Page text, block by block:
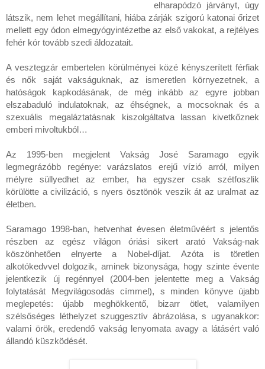
elharapódzó járványt, úgy
látszik, nem lehet megállítani, hiába zárják szigorú katonai őrizet
mellett egy ódon elmegyógyintézetbe az első vakokat, a rejtélyes
fehér kór tovább szedi áldozatait.
A vesztegzár embertelen körülményei közé kényszerített férfiak
és nők saját vakságuknak, az ismeretlen környezetnek, a
hatóságok kapkodásának, de még inkább az egyre jobban
elszabaduló indulatoknak, az éhségnek, a mocsoknak és a
szexuális megaláztatásnak kiszolgáltatva lassan kivetkőznek
emberi mivoltukból…
Az 1995-ben megjelent Vakság José Saramago egyik
legmegrázóbb regénye: varázslatos erejű vízió arról, milyen
mélyre süllyedhet az ember, ha egyszer csak szétfoszlik
körülötte a civilizáció, s nyers ösztönök veszik át az uralmat az
életben.
Saramago 1998-ban, hetvenhat évesen életművéért s jelentős
részben az egész világon óriási sikert arató Vakság-nak
köszönhetően elnyerte a Nobel-díjat. Azóta is töretlen
alkotókedvvel dolgozik, aminek bizonysága, hogy szinte évente
jelentkezik új regénnyel (2004-ben jelentette meg a Vakság
folytatását Megvilágosodás címmel), s minden könyve újabb
meglepetés: újabb meghökkentő, bizarr ötlet, valamilyen
szélsőséges léthelyzet szuggesztív ábrázolása, s ugyanakkor:
valami örök, eredendő vakság lenyomata avagy a látásért való
állandó küszködését.